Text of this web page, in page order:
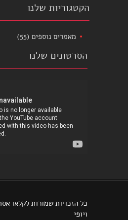
הקטגוריות שלנו
מאמרים נוספים (55)
הסרטונים שלנו
כל הזכויות שמורות לקלאו
ויופי